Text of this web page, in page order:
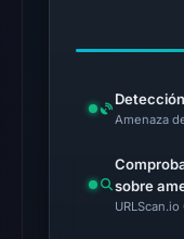
Amenaza
sobre